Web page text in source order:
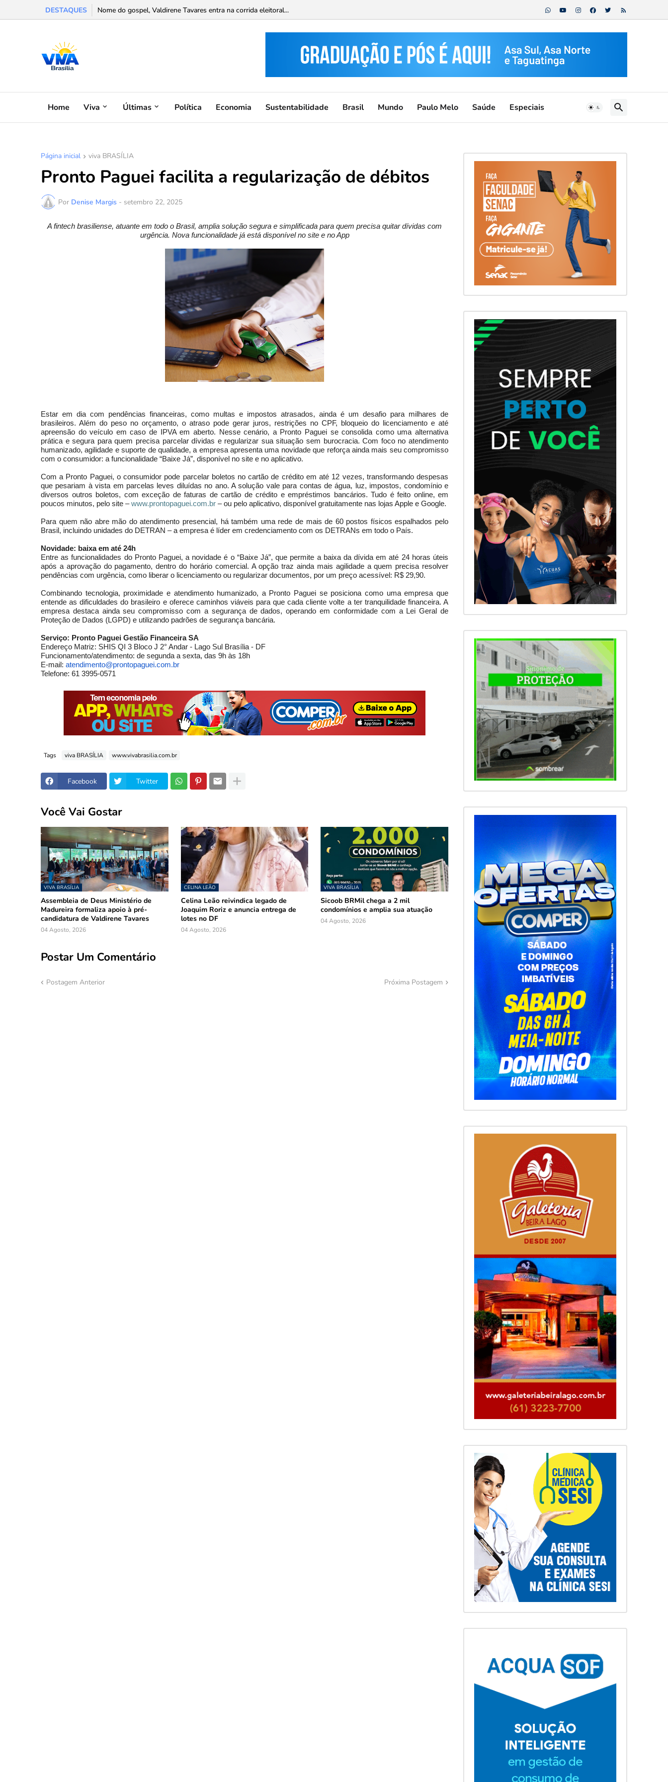
DESTAQUES Nome do gospel, Valdirene Tavares entra na corrida eleitoral...
Home Viva Últimas Política Economia Sustentabilidade Brasil Mundo Paulo Melo Saúde Especiais
Página inicial viva BRASÍLIA
Pronto Paguei facilita a regularização de débitos
Por Denise Margis - setembro 22, 2025
A fintech brasiliense, atuante em todo o Brasil, amplia solução segura e simplificada para quem precisa quitar dívidas com
urgência. Nova funcionalidade já está disponível no site e no App
Estar em dia com pendências financeiras, como multas e impostos atrasados, ainda é um desafio para milhares de
brasileiros. Além do peso no orçamento, o atraso pode gerar juros, restrições no CPF, bloqueio do licenciamento e até
apreensão do veículo em caso de IPVA em aberto. Nesse cenário, a Pronto Paguei se consolida como uma alternativa
prática e segura para quem precisa parcelar dívidas e regularizar sua situação sem burocracia. Com foco no atendimento
humanizado, agilidade e suporte de qualidade, a empresa apresenta uma novidade que reforça ainda mais seu compromisso
com o consumidor: a funcionalidade “Baixe Já”, disponível no site e no aplicativo.
Com a Pronto Paguei, o consumidor pode parcelar boletos no cartão de crédito em até 12 vezes, transformando despesas
que pesariam à vista em parcelas leves diluídas no ano. A solução vale para contas de água, luz, impostos, condomínio e
diversos outros boletos, com exceção de faturas de cartão de crédito e empréstimos bancários. Tudo é feito online, em
poucos minutos, pelo site –www.prontopaguei.com.br – ou pelo aplicativo, disponível gratuitamente nas lojas Apple e Google.
Para quem não abre mão do atendimento presencial, há também uma rede de mais de 60 postos físicos espalhados pelo
Brasil, incluindo unidades do DETRAN – a empresa é líder em credenciamento com os DETRANs em todo o País.
Novidade: baixa em até 24h
Entre as funcionalidades do Pronto Paguei, a novidade é o “Baixe Já”, que permite a baixa da dívida em até 24 horas úteis
após a aprovação do pagamento, dentro do horário comercial. A opção traz ainda mais agilidade a quem precisa resolver
pendências com urgência, como liberar o licenciamento ou regularizar documentos, por um preço acessível: R$ 29,90.
Combinando tecnologia, proximidade e atendimento humanizado, a Pronto Paguei se posiciona como uma empresa que
entende as dificuldades do brasileiro e oferece caminhos viáveis para que cada cliente volte a ter tranquilidade financeira. A
empresa destaca ainda seu compromisso com a segurança de dados, operando em conformidade com a Lei Geral de
Proteção de Dados (LGPD) e utilizando padrões de segurança bancária.
Serviço: Pronto Paguei Gestão Financeira SA
Endereço Matriz: SHIS QI 3 Bloco J 2° Andar - Lago Sul Brasília - DF
Funcionamento/atendimento: de segunda a sexta, das 9h às 18h
E-mail: atendimento@prontopaguei.com.br
Telefone: 61 3995-0571
Tags viva BRASÍLIA www.vivabrasilia.com.br
Facebook Twitter
Você Vai Gostar
VIVA BRASÍLIA
Assembleia de Deus Ministério de
Madureira formaliza apoio à pré-
candidatura de Valdirene Tavares
04 Agosto, 2026
CELINA LEÃO
Celina Leão reivindica legado de
Joaquim Roriz e anuncia entrega de
lotes no DF
04 Agosto, 2026
VIVA BRASÍLIA
Sicoob BRMil chega a 2 mil
condomínios e amplia sua atuação
04 Agosto, 2026
Postar Um Comentário
Postagem Anterior Próxima Postagem